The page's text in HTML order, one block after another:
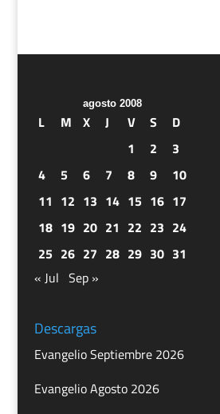
agosto 2008
L M X J V S
D
1
2
3
4
5 6 7 8 9
10
11 12 13 14 15 16 17
18 19 20 21 22 23 24
25 26 27 28 29 30 31
« Jul Sep »
Descargas
Evangelio Septiembre 2026
Evangelio Agosto 2026